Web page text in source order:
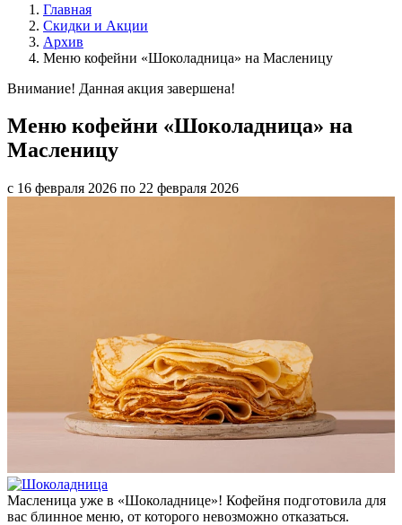
Главная
Скидки и Акции
Архив
Меню кофейни «Шоколадница» на Масленицу
Внимание! Данная акция завершена!
Меню кофейни «Шоколадница» на
Масленицу
с 16 февраля 2026 по 22 февраля 2026
Масленица уже в «Шоколаднице»! Кофейня подготовила для
вас блинное меню, от которого невозможно отказаться.